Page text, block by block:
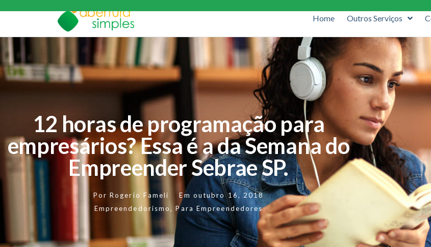
Home Outros Serviços
12 horas de programação para
empresários? Essa é a da Semana do
Empreender Sebrae SP.
Por Rogerio Fameli Em outubro 16, 2018
Empreendedorismo,Para Empreendedores